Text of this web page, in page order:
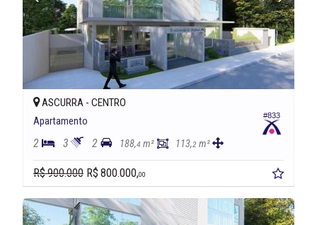
#833
ASCURRA - CENTRO
Apartamento
2 3 2 188,4 m² 113,2 m²
R$ 900.000 R$ 800.000,00